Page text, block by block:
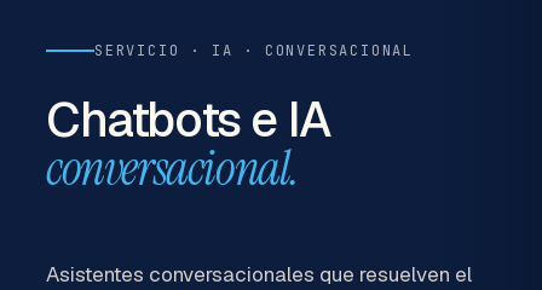
SERVICIO · IA · CONVERSACIONAL
Chatbots e IA
conversacional.
Asistentes conversacionales que resuelven el